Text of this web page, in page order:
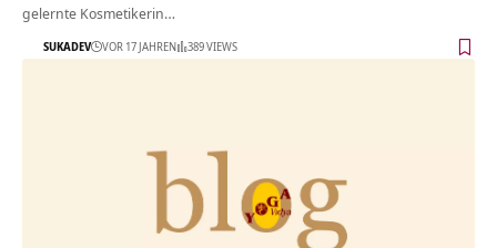
gelernte Kosmetikerin…
SUKADEV VOR 17 JAHREN 389 VIEWS